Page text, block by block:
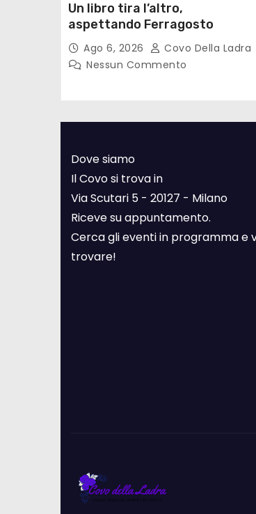
Un libro tira l’altro,
aspettando Ferragosto
Ago 6, 2026
Covo Della Ladra
Nessun Commento
Dove siamo
Il Covo si trova in
Via Scutari 5 - 20127 - Milano
Riceve su appuntamento.
Cerca gli eventi in programma e
trovare!